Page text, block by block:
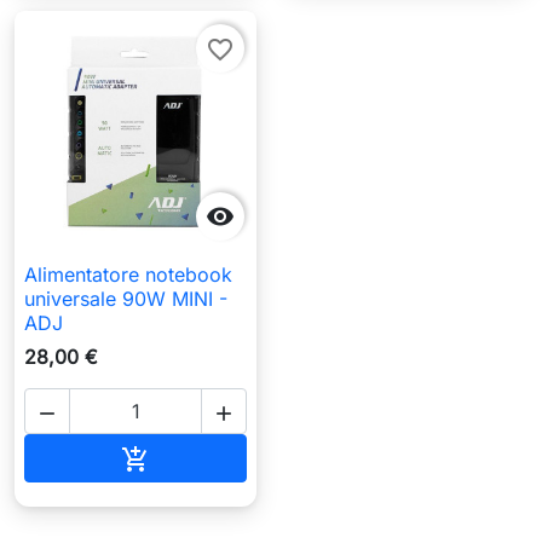

favorite_border
Alimentatore notebook
universale 90W MINI -
ADJ
28,00 €
 
